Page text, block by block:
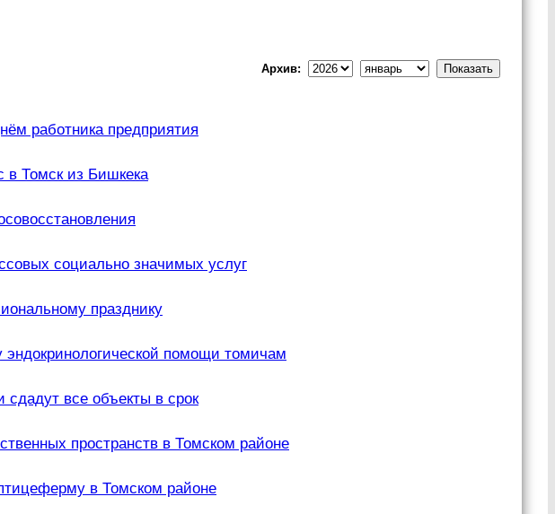
Архив:
работника предприятия
в Томск из Бишкека
социально значимых услуг
празднику
помощи томичам
сдадут все объекты в срок
пространств в Томском районе
в Томском районе